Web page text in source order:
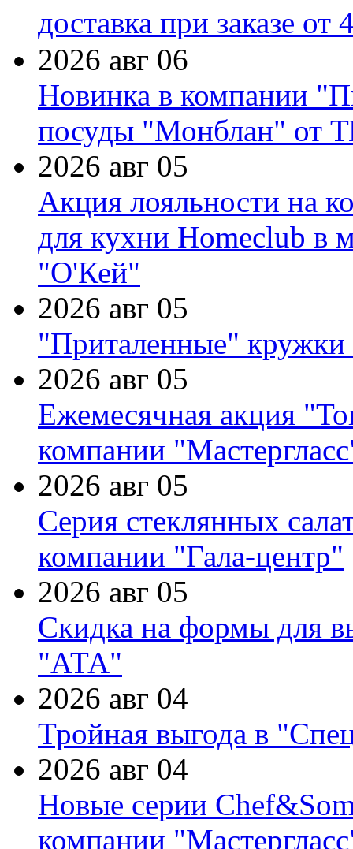
доставка при заказе от
2026 авг 06
Новинка в компании
посуды "Монблан" от
2026 авг 05
Акция лояльности на
для кухни Homeclub в
"О'Кей"
2026 авг 05
"Приталенные" кружки
2026 авг 05
Ежемесячная акция
компании
2026 авг 05
Серия стеклянных
компании "Гала-центр"
2026 авг 05
Скидка на формы для
"АТА"
2026 авг 04
Тройная выгода в
2026 авг 04
Новые серии
компании